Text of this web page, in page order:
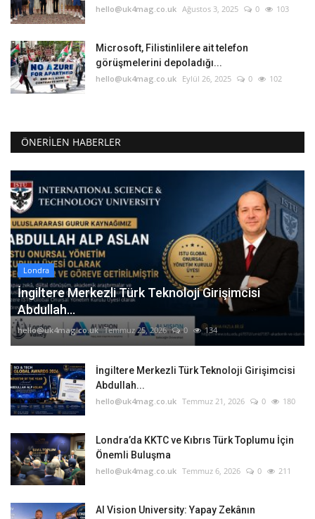
hello@uk4mag.co.uk Ağustos 3, 2025 0 103
Microsoft, Filistinlilere ait telefon
görüşmelerini depoladığı...
hello@uk4mag.co.uk Eylül 26, 2025 0 102
ÖNERILEN HABERLER
Londra
İngiltere Merkezli Türk Teknoloji Girişimcisi
Abdullah...
hello@uk4mag.co.uk Temmuz 25, 2026 0 134
İngiltere Merkezli Türk Teknoloji Girişimcisi
Abdullah...
hello@uk4mag.co.uk Temmuz 21, 2026 0 180
Londra’da KKTC ve Kıbrıs Türk Toplumu İçin
Önemli Buluşma
hello@uk4mag.co.uk Temmuz 6, 2026 0 211
AI Vision University: Yapay Zekânın